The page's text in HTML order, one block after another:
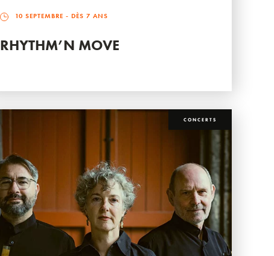
10 SEPTEMBRE - DÈS 7 ANS
RHYTHM’N MOVE
CONCERTS